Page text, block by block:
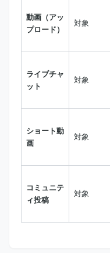
動画（アッ
プロード）
対象
ライブチャ
ット
対象
ショート動
画
対象
コミュニテ
ィ投稿
対象